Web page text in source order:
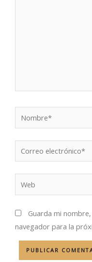
Nombre*
electrónico*
Guarda mi
navegador para la